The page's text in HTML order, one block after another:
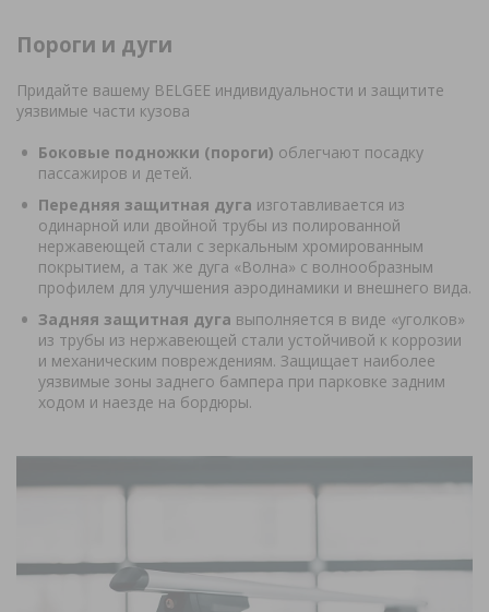
Пороги и дуги
Придайте вашему BELGEE индивидуальности и защитите
уязвимые части кузова
Боковые подножки (пороги) облегчают посадку
пассажиров и детей.
Передняя защитная дуга изготавливается из
одинарной или двойной трубы из полированной
нержавеющей стали с зеркальным хромированным
покрытием, а так же дуга «Волна» с волнообразным
профилем для улучшения аэродинамики и внешнего вида.
Задняя защитная дуга выполняется в виде «уголков»
из трубы из нержавеющей стали устойчивой к коррозии
и механическим повреждениям. Защищает наиболее
уязвимые зоны заднего бампера при парковке задним
ходом и наезде на бордюры.